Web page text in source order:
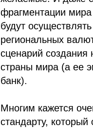
фрагментации
будут
региональных
сценарий создания
страны мира (а ее
банк).
Многим кажется
стандарту,